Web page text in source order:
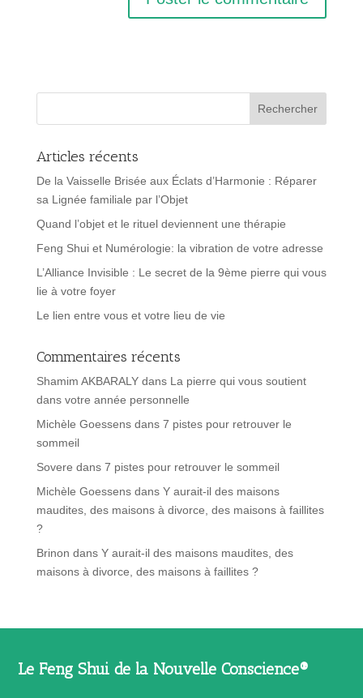
Articles récents
De la Vaisselle Brisée aux Éclats d’Harmonie : Réparer
sa Lignée familiale par l’Objet
Quand l’objet et le rituel deviennent une thérapie
Feng Shui et Numérologie: la vibration de votre adresse
L’Alliance Invisible : Le secret de la 9ème pierre qui vous
lie à votre foyer
Le lien entre vous et votre lieu de vie
Commentaires récents
Shamim AKBARALYdans La pierre qui vous soutient
dans votre année personnelle
Michèle Goessensdans 7 pistes pour retrouver le
sommeil
Sovere dans 7 pistes pour retrouver le sommeil
Michèle Goessensdans Y aurait-il des maisons
maudites, des maisons à divorce, des maisons à faillites
?
Brinon dans Y aurait-il des maisons maudites, des
maisons à divorce, des maisons à faillites ?
Le Feng Shui de la Nouvelle Conscience®